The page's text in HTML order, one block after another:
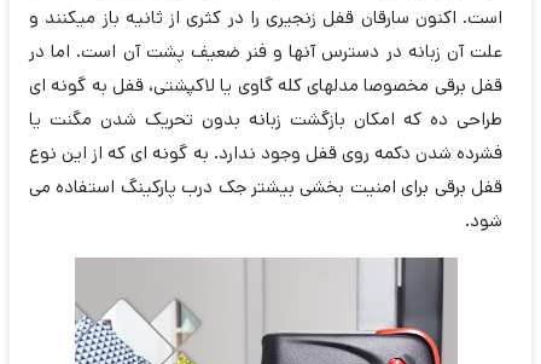
است. اکنون سارقان قفل زنجیری را در کثری از ثانیه باز میکنند و
علت آن زبانه در دسترس آنها و فنر ضعیف پشت آن است. اما در
قفل برقی مخصوصا مدلهای کله گاوی یا لاکپشتی، قفل به گونه ای
طراحی ده که امکان بازگشت زبانه بدون تحریک شدن مگنت یا
فشرده شدن دکمه روی قفل وجود ندارد. به گونه ای که از این نوع
قفل برقی برای امنیت بخشی بیشتر جک درب پارکینگ استفاده می
شود.